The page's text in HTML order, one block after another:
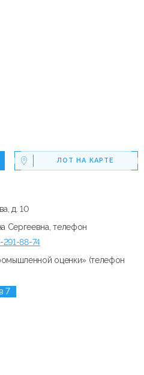
ЛОТ НА КАРТЕ
д. 10
Сергеевна, телефон
291-88-74
оценки» (телефон
7